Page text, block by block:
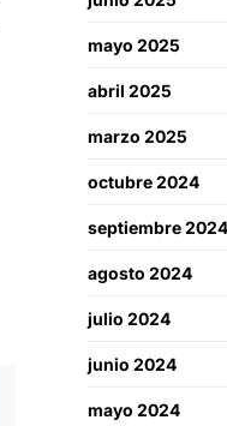
mayo 2025
abril 2025
marzo 2025
octubre 2024
septiembre 2024
agosto 2024
julio 2024
junio 2024
mayo 2024